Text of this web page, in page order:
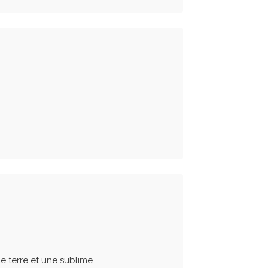
terre et une sublime